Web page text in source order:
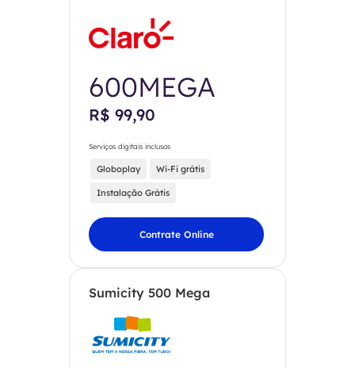
600MEGA
R$ 99,90
Serviços digitais inclusos
Globoplay Wi-Fi grátis
Instalação Grátis
Contrate Online
Sumicity 500 Mega